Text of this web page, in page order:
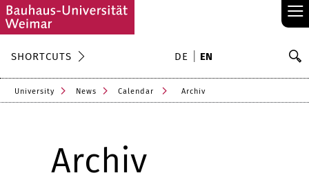
≡
SHORTCUTS DE EN
University News Calendar Archiv
Archiv